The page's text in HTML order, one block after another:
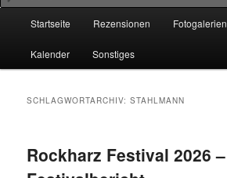
Startseite Rezensionen Fotogalerien
Kalender Sonstiges
SCHLAGWORTARCHIV:STAHLMANN
Rockharz Festival 2026 –